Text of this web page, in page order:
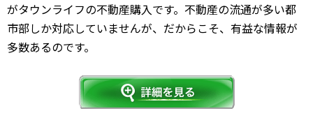
がタウンライフの不動産購入です。不動産の流通が多い都
市部しか対応していませんが、だからこそ、有益な情報が
多数あるのです。